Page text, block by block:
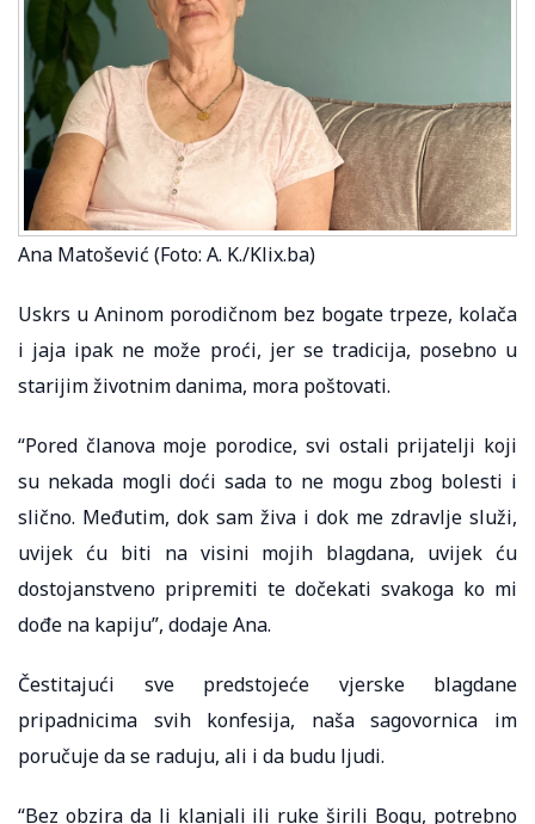
Ana Matošević (Foto: A. K./Klix.ba)
Uskrs u Aninom porodičnom bez bogate trpeze, kolača
i jaja ipak ne može proći, jer se tradicija, posebno u
starijim životnim danima, mora poštovati.
“Pored članova moje porodice, svi ostali prijatelji koji
su nekada mogli doći sada to ne mogu zbog bolesti i
slično. Međutim, dok sam živa i dok me zdravlje služi,
uvijek ću biti na visini mojih blagdana, uvijek ću
dostojanstveno pripremiti te dočekati svakoga ko mi
dođe na kapiju”, dodaje Ana.
Čestitajući sve predstojeće vjerske blagdane
pripadnicima svih konfesija, naša sagovornica im
poručuje da se raduju, ali i da budu ljudi.
“Bez obzira da li klanjali ili ruke širili Bogu, potrebno